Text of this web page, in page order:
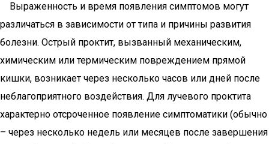
Выраженность и время появления симптомов могут
различаться в зависимости от типа и причины развития
болезни. Острый проктит, вызванный механическим,
химическим или термическим повреждением прямой
кишки, возникает через несколько часов или дней после
неблагоприятного воздействия. Для лучевого проктита
характерно отсроченное появление симптоматики (обычно
– через несколько недель или месяцев после завершения